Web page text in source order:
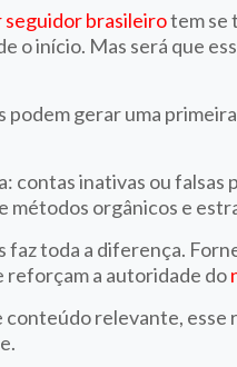
seguidor brasileirotem se
o início. Mas será que
podem gerar uma
contas inativas ou falsas
métodos orgânicos e
toda a diferença.
reforçam a autoridade do
conteúdo relevante,